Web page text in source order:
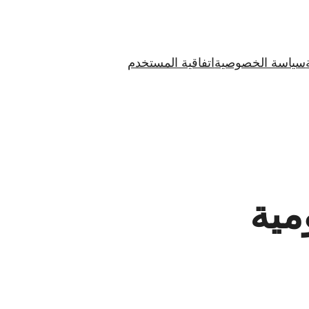
سياسة الخصوصيةاتفاقية المستخدم